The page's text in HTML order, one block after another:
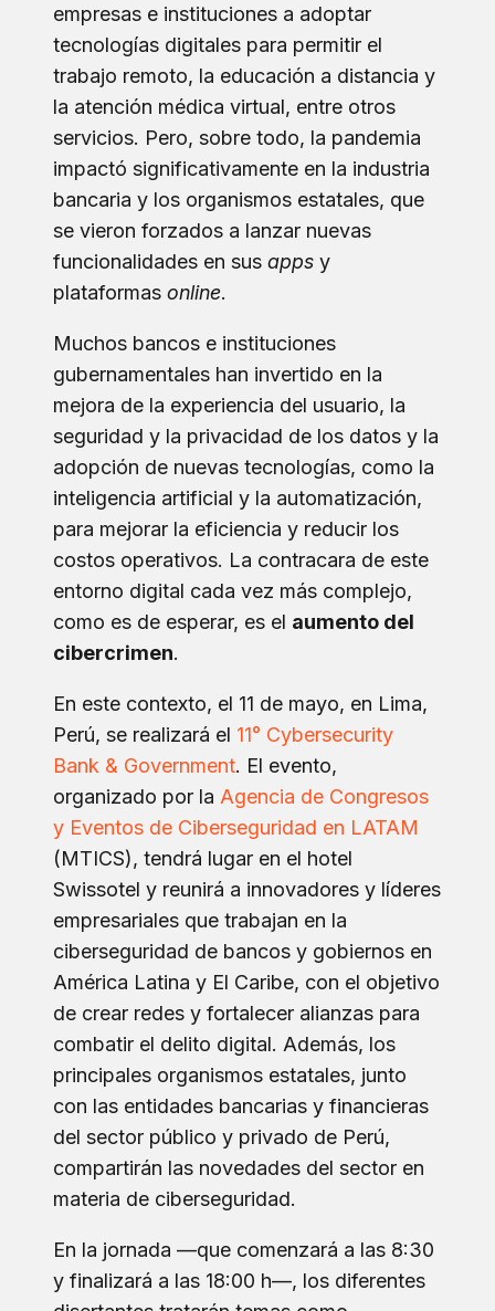
empresas e instituciones a adoptar
tecnologías digitales para permitir el
trabajo remoto, la educación a distancia y
la atención médica virtual, entre otros
servicios. Pero, sobre todo, la pandemia
impactó significativamente en la industria
bancaria y los organismos estatales, que
se vieron forzados a lanzar nuevas
funcionalidades en sus apps y
plataformas online.
Muchos bancos e instituciones
gubernamentales han invertido en la
mejora de la experiencia del usuario, la
seguridad y la privacidad de los datos y la
adopción de nuevas tecnologías, como la
inteligencia artificial y la automatización,
para mejorar la eficiencia y reducir los
costos operativos. La contracara de este
entorno digital cada vez más complejo,
como es de esperar, es el aumento del
cibercrimen.
En este contexto, el 11 de mayo, en Lima,
Perú, se realizará el 11° Cybersecurity
Bank & Government. El evento,
organizado por la Agencia de Congresos
y Eventos de Ciberseguridad en LATAM
(MTICS), tendrá lugar en el hotel
Swissotel y reunirá a innovadores y líderes
empresariales que trabajan en la
ciberseguridad de bancos y gobiernos en
América Latina y El Caribe, con el objetivo
de crear redes y fortalecer alianzas para
combatir el delito digital. Además, los
principales organismos estatales, junto
con las entidades bancarias y financieras
del sector público y privado de Perú,
compartirán las novedades del sector en
materia de ciberseguridad.
En la jornada —que comenzará a las 8:30
y finalizará a las 18:00 h—, los diferentes